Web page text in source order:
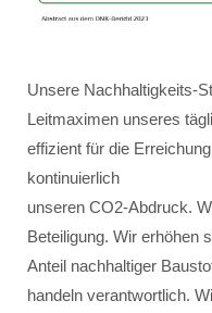
Unsere Nachhaltigkeits-
Leitmaximen unseres
effizient für die
kontinuierlich
unseren CO2-Abdruck.
Beteiligung. Wir erhöhen
Anteil nachhaltiger
handeln verantwortlich.